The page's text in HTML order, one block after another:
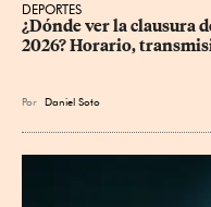
DEPORTES
¿Dónde ver la clausura
2026? Horario,
Por Daniel Soto